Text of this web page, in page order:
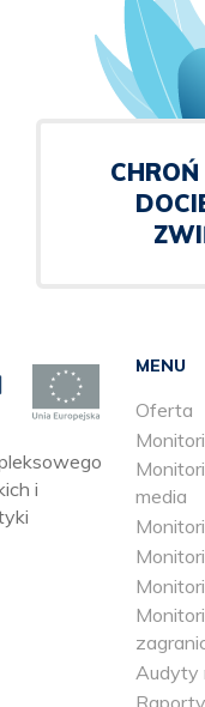
i
MENU
Oferta
media
Audyty